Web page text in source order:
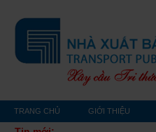
TRANG CHỦ GIỚI THIỆU